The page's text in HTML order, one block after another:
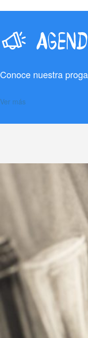
Conoce nuestra
Ver más